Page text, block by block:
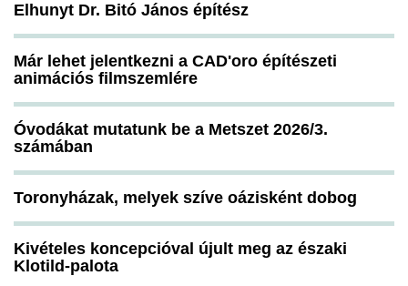
Elhunyt Dr. Bitó János építész
Már lehet jelentkezni a CAD'oro építészeti
animációs filmszemlére
Óvodákat mutatunk be a Metszet 2026/3.
számában
Toronyházak, melyek szíve oázisként dobog
Kivételes koncepcióval újult meg az északi
Klotild-palota